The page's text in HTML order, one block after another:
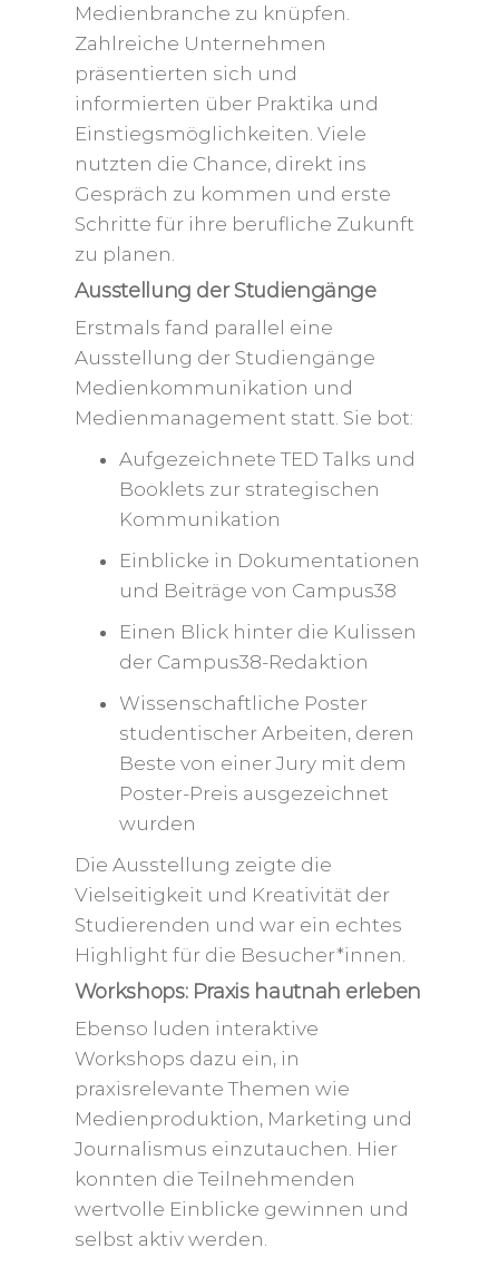
Medienbranche zu knüpfen.
Zahlreiche Unternehmen
präsentierten sich und
informierten über Praktika und
Einstiegsmöglichkeiten. Viele
nutzten die Chance, direkt ins
Gespräch zu kommen und erste
Schritte für ihre berufliche Zukunft
zu planen.
Ausstellung der Studiengänge
Erstmals fand parallel eine
Ausstellung der Studiengänge
Medienkommunikation und
Medienmanagement statt. Sie bot:
Aufgezeichnete TED Talks und
Booklets zur strategischen
Kommunikation
Einblicke in Dokumentationen
und Beiträge von Campus38
Einen Blick hinter die Kulissen
der Campus38-Redaktion
Wissenschaftliche Poster
studentischer Arbeiten, deren
Beste von einer Jury mit dem
Poster-Preis ausgezeichnet
wurden
Die Ausstellung zeigte die
Vielseitigkeit und Kreativität der
Studierenden und war ein echtes
Highlight für die Besucher*innen.
Workshops: Praxis hautnah erleben
Ebenso luden interaktive
Workshops dazu ein, in
praxisrelevante Themen wie
Medienproduktion, Marketing und
Journalismus einzutauchen. Hier
konnten die Teilnehmenden
wertvolle Einblicke gewinnen und
selbst aktiv werden.